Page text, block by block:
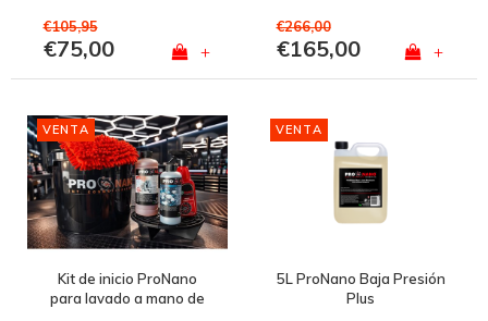
€105,95
€75,00 +
€266,00
€165,00 +
VENTA
Kit de inicio ProNano
para lavado a mano de
VENTA
5L ProNano Baja Presión
Plus